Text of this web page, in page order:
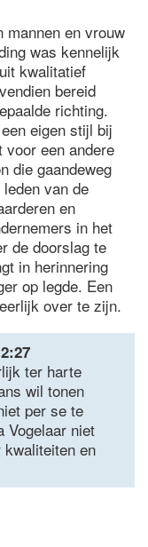
mannen en vrouw
was kennelijk
kwalitatief
bereid
richting.
eigen stijl bij
een andere
die gaandeweg
van de
en
in het
de doorslag te
in herinnering
op legde. Een
over te zijn.
ter harte
wil tonen
per se te
Vogelaar niet
kwaliteiten en